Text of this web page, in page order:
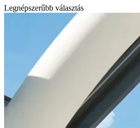
Legnépszerűbb választás